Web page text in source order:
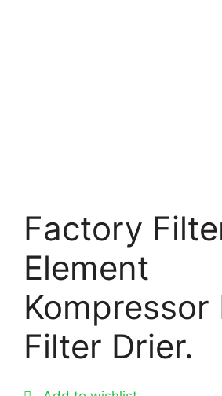
Factory
Element
Kompressor
Filter Drier.